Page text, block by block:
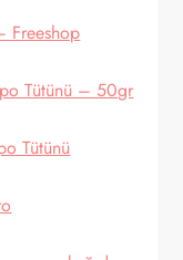
Freeshop
Tütünü – 50gr
Tütünü